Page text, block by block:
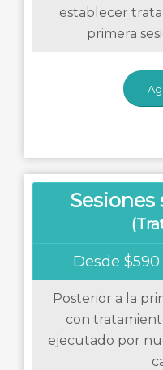
establecer
primera
Desde
Posterior a la
con
ejecutado por